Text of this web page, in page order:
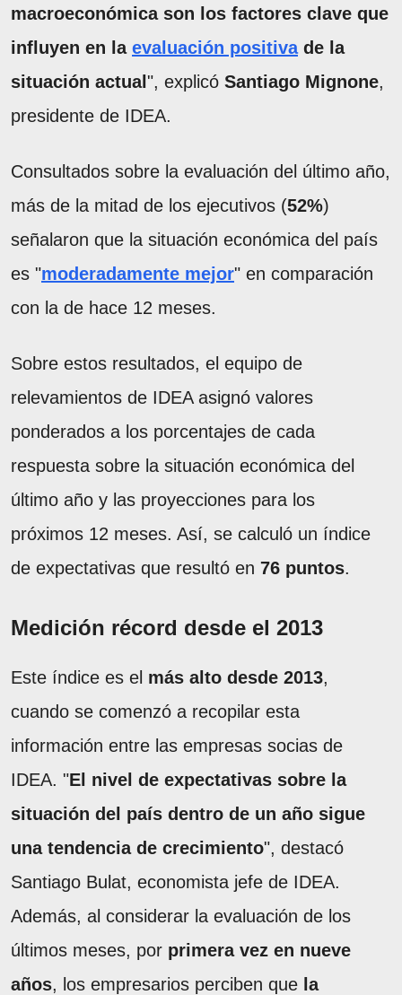
macroeconómica son los factores clave que
influyen en la evaluación positivade la
situación actual ", explicó Santiago Mignone,
presidente de IDEA.
Consultados sobre la evaluación del último año,
más de la mitad de los ejecutivos (52%)
señalaron que la situación económica del país
es "moderadamente mejor" en comparación
con la de hace 12 meses.
Sobre estos resultados, el equipo de
relevamientos de IDEA asignó valores
ponderados a los porcentajes de cada
respuesta sobre la situación económica del
último año y las proyecciones para los
próximos 12 meses. Así, se calculó un índice
de expectativas que resultó en 76 puntos.
Medición récord desde el 2013
Este índice es el más alto desde 2013,
cuando se comenzó a recopilar esta
información entre las empresas socias de
IDEA. "El nivel de expectativas sobre la
situación del país dentro de un año sigue
una tendencia de crecimiento", destacó
Santiago Bulat, economista jefe de IDEA.
Además, al considerar la evaluación de los
últimos meses, por primera vez en nueve
años, los empresarios perciben que la